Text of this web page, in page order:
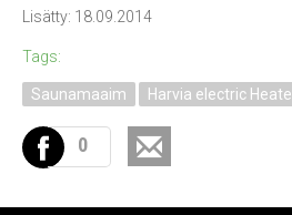
Lisätty: 18.09.2014
Tags:
Saunamaaim Harvia electric
0